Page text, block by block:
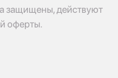
защищены, действуют
оферты.